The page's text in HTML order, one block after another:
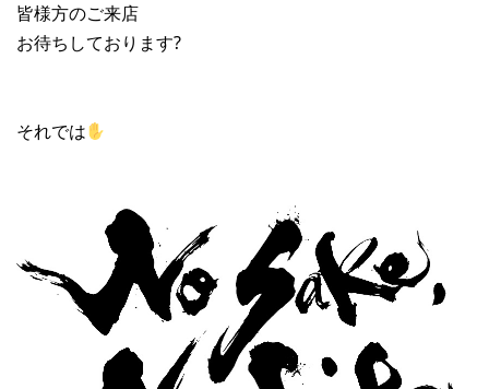
皆様方のご来店
お待ちしております?
それでは